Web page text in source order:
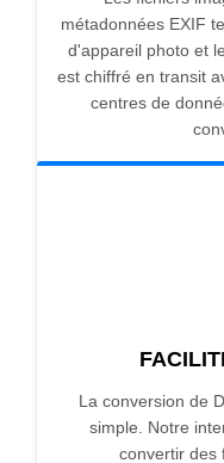
métadonnées EXIF
d'appareil photo et
est chiffré en transit
centres de
La conversion de
simple. Notre
convertir des